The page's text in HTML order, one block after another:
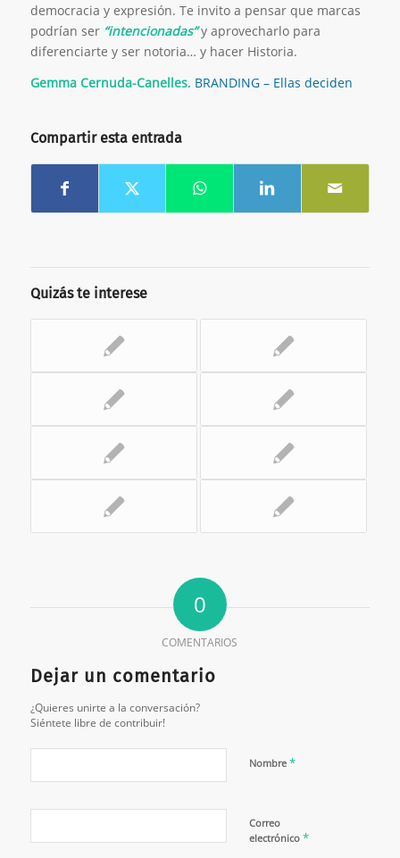
democracia y expresión. Te invito a pensar que marcas
podrían ser “intencionadas”y aprovecharlo para
diferenciarte y ser notoria… y hacer Historia.
Gemma Cernuda-Canelles. BRANDING – Ellas deciden
Compartir esta entrada
Quizás te interese
0
COMENTARIOS
Dejar un comentario
¿Quieres unirte a la conversación?
Siéntete libre de contribuir!
Nombre *
Correo
electrónico *